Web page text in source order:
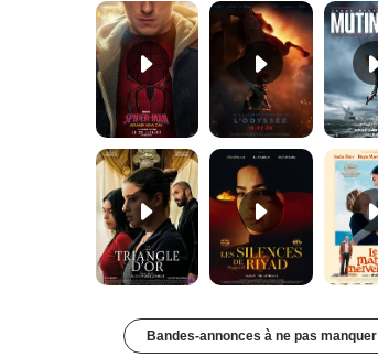
Les Silences de Riyad Bande-annonce VO STFR
Bandes-annonces à ne pas manquer